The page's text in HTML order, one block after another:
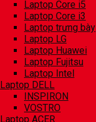
Laptop Core i5
Laptop Core i3
Laptop trưng bày
Laptop LG
Laptop Huawei
Laptop Fujitsu
Laptop Intel
Laptop DELL
INSPIRON
VOSTRO
Laptop ACER